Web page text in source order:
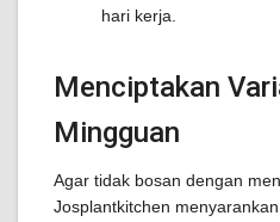
hari kerja.
Menciptakan
Mingguan
Agar tidak bosan dengan
Josplantkitchen